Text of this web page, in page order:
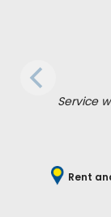
Service
Rent